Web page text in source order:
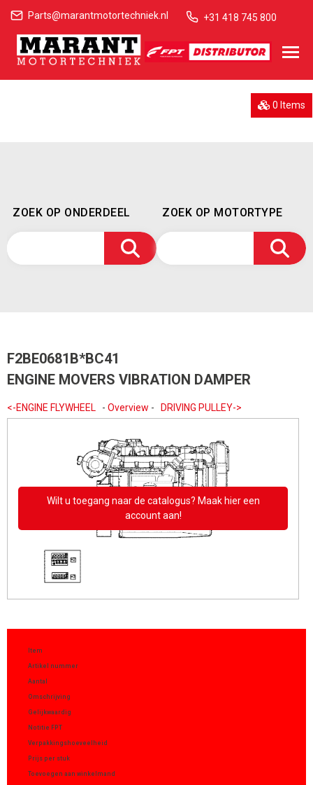
Parts@marantmotortechniek.nl +31 418 745 800
0 Items
ZOEK OP ONDERDEEL ZOEK OP MOTORTYPE
F2BE0681B*BC41
ENGINE MOVERS VIBRATION DAMPER
<-ENGINE FLYWHEEL - Overview - DRIVING PULLEY->
Wilt u toegang naar de catalogus? Maak hier een
account aan!
Item
Artikel nummer
Aantal
Omschrijving
Gelijkwaardig
Notitie FPT
Verpakkingshoeveelheid
Prijs per stuk
Toevoegen aan winkelmand